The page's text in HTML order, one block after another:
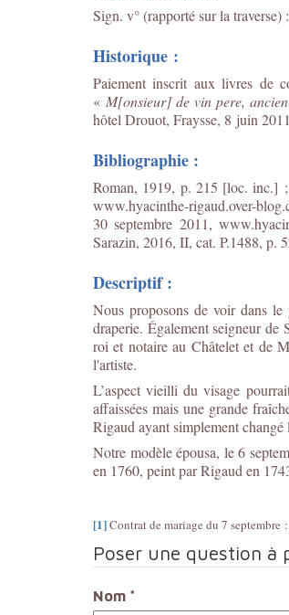
Sign. v° (rapporté sur la
Historique :
Paiement inscrit aux livres de
« M[onsieur] de vin pere,
hôtel Drouot, Fraysse, 8 juin
Bibliographie :
Roman, 1919, p. 215 [loc. inc.]
www.hyacinthe-rigaud.over-
30 septembre 2011,
Sarazin, 2016, II, cat. P.1488, p.
Descriptif :
Nous proposons de voir dans le
draperie. Également seigneur
roi et notaire au Châtelet et de
l'artiste.
L’aspect vieilli du visage
affaissées mais une grande
Rigaud ayant simplement
Notre modèle épousa, le 6
en 1760, peint par Rigaud en
[1]Contrat de mariage du 7
Poser une question à
Nom *